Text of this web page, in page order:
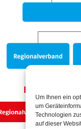
Um Ihnen ein
um
Technologien
auf dieser